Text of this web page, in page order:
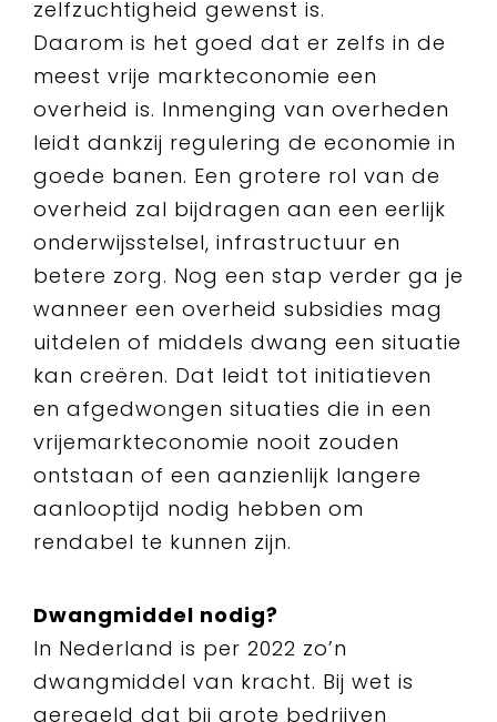
zelfzuchtigheid gewenst is.
Daarom is het goed dat er zelfs in de
meest vrije markteconomie een
overheid is. Inmenging van overheden
leidt dankzij regulering de economie in
goede banen. Een grotere rol van de
overheid zal bijdragen aan een eerlijk
onderwijsstelsel, infrastructuur en
betere zorg. Nog een stap verder ga je
wanneer een overheid subsidies mag
uitdelen of middels dwang een situatie
kan creëren. Dat leidt tot initiatieven
en afgedwongen situaties die in een
vrijemarkteconomie nooit zouden
ontstaan of een aanzienlijk langere
aanlooptijd nodig hebben om
rendabel te kunnen zijn.
Dwangmiddel nodig?
In Nederland is per 2022 zo’n
dwangmiddel van kracht. Bij wet is
geregeld dat bij grote bedrijven